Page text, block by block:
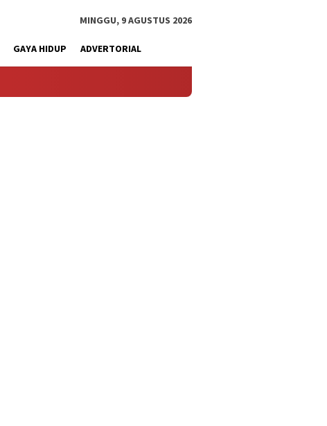
MINGGU, 9 AGUSTUS 2026
GAYA HIDUP ADVERTORIAL